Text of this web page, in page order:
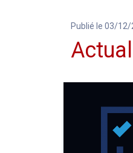
Publié le 03/12/